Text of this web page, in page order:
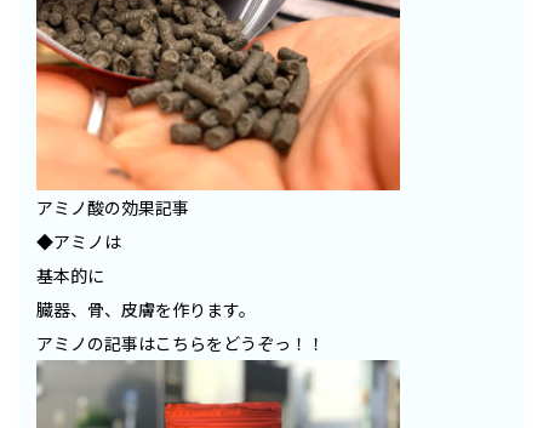
アミノ酸の効果記事
◆アミノは
基本的に
臓器、骨、皮膚を作ります。
アミノの記事はこちらをどうぞっ！！